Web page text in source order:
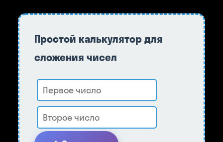
Простой калькулятор для
сложения чисел